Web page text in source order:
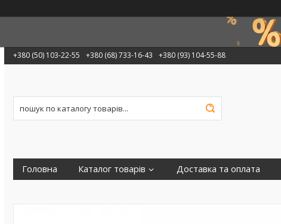
+380 (50) 103-22-55 +380 (68) 733-16-43 +380 (93) 104-55-88
Головна Каталог товарів Доставка та оплата